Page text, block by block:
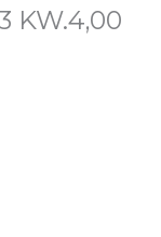
KW.4,00